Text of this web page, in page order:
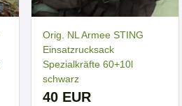
Orig. NL Armee STING
Einsatzrucksack
Spezialkräfte 60+10l
schwarz
40 EUR